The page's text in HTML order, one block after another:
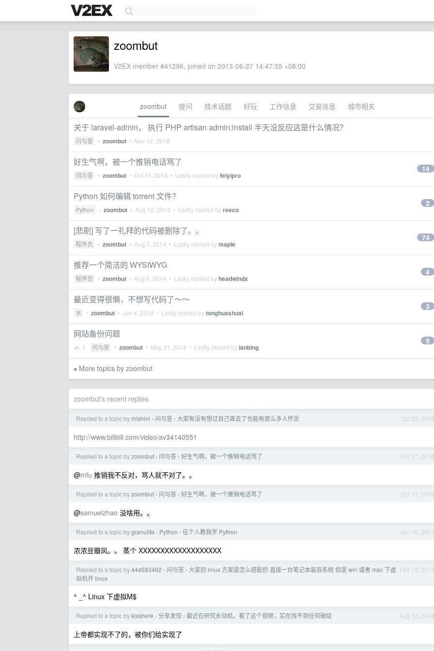
zoombut
V2EX member #41296, joined on 2013-06-27 14:47:35 +08:00
zoombut 提问 技术话题 好玩 工作信息 交易信息 城市相关
关于 laravel-admin， 执行 PHP artisan admin:install 半天没反应这是什么情况？
问与答 • zoombut • Nov 12, 2018
好生气啊，被一个推销电话骂了
问与答 • zoombut • Oct 18, 2018 • Lastly replied byfeiyipro
14
Python 如何编辑 torrent 文件？
Python • zoombut • Aug 12, 2014 • Lastly replied byreeco
2
[悲剧] 写了一礼拜的代码被删除了。。
程序员 • zoombut • Aug 7, 2014 • Lastly replied bymaple
74
推荐一个简洁的 WYSIWYG
程序员 • zoombut • Aug 6, 2014 • Lastly replied byheadwindx
4
最近变得很懒，不想写代码了～～
水 • zoombut • Jun 4, 2014 • Lastly replied bytonghuashuai
3
网站备份问题
1 问与答 • zoombut • May 21, 2014 • Lastly replied bylanbing
5
» More topics by zoombut
zoombut's recent replies
Oct 29, 2018
Replied to a topic by mishini › 问与答 › 大家有没有想过自己离去了也能有那么多人怀念
http://www.bilibili.com/video/av34140551
Oct 17, 2018
Replied to a topic byzoombut › 问与答 › 好生气啊，被一个推销电话骂了
@mfu 推销我不反对，骂人就不对了。。
Oct 17, 2018
Replied to a topic byzoombut › 问与答 › 好生气啊，被一个推销电话骂了
@samuelzhao 没啥用。。
Jan 10, 2017
Replied to a topic bygranulite › Python › 征个人教我学 Python
浓浓豆瓣风。。 蒸个 XXXXXXXXXXXXXXXXXXX
Feb 18, 2015
Replied to a topic by444683462 › 问与答 › 大家的 linux 方案是怎么搭配的 直接一台笔记本装双系统 但是 win 或者 mac 下虚
拟机开 linux
^ _^ Linux 下虚拟M$
Aug 12, 2014
Replied to a topic bykisshere › 分享发现 › 最近在研究永动机，看了这个视频，实在找不到任何破绽
上帝都实现不了的，被你们给实现了